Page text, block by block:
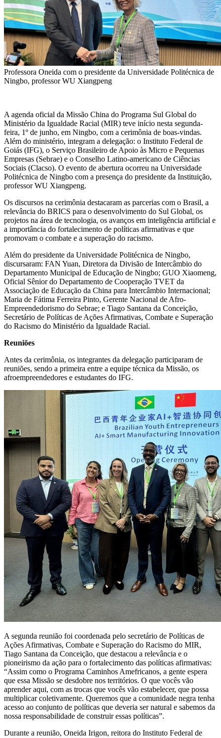
Professora Oneida com o presidente da Universidade Politécnica de
Ningbo, professor WU Xiangpeng
A agenda oficial da Missão China do Programa Sul Global do
Ministério da Igualdade Racial (MIR) teve início nesta segunda-
feira, 1º de junho, em Ningbo, com a cerimônia de boas-vindas.
Além do ministério, integram a delegação: o Instituto Federal de
Goiás (IFG), o Serviço Brasileiro de Apoio às Micro e Pequenas
Empresas (Sebrae) e o Conselho Latino-americano de Ciências
Sociais (Clacso). O evento de abertura ocorreu na Universidade
Politécnica de Ningbo com a presença do presidente da Instituição,
professor WU Xiangpeng.
Os discursos na cerimônia destacaram as parcerias com o Brasil, a
relevância do BRICS para o desenvolvimento do Sul Global, os
projetos na área de tecnologia, os avanços em inteligência artificial e
a importância do fortalecimento de políticas afirmativas e que
promovam o combate e a superação do racismo.
Além do presidente da Universidade Politécnica de Ningbo,
discursaram: FAN Yuan, Diretora da Divisão de Intercâmbio do
Departamento Municipal de Educação de Ningbo; GUO Xiaomeng,
Oficial Sênior do Departamento de Cooperação TVET da
Associação de Educação da China para Intercâmbio Internacional;
Maria de Fátima Ferreira Pinto, Gerente Nacional de Afro-
Empreendedorismo do Sebrae; e Tiago Santana da Conceição,
Secretário de Políticas de Ações Afirmativas, Combate e Superação
do Racismo do Ministério da Igualdade Racial.
Reuniões
Antes da cerimônia, os integrantes da delegação participaram de
reuniões, sendo a primeira entre a equipe técnica da Missão, os
afroempreendedores e estudantes do IFG.
A segunda reunião foi coordenada pelo secretário de Políticas de
Ações Afirmativas, Combate e Superação do Racismo do MIR,
Tiago Santana da Conceição, que destacou a relevância e o
pioneirismo da ação para o fortalecimento das políticas afirmativas:
“Assim como o Programa Caminhos Amefricanos, a gente espera
que essa Missão se desdobre nos territórios. O que vocês vão
aprender aqui, com as trocas que vocês vão estabelecer, que possa
multiplicar coletivamente. Queremos que a comunidade negra tenha
acesso ao conjunto de políticas que deveria ser natural e sabemos da
nossa responsabilidade de construir essas políticas”.
Durante a reunião, Oneida Irigon, reitora do Instituto Federal de